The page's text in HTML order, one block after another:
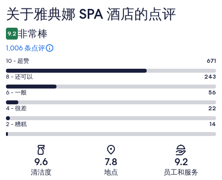
点
评
关于雅典娜 SPA 酒店的点评
9.2 非常棒
1,006 条点评
10
分
-
超
赞。
671
条
好
10 - 超赞 671
8
分
-
还
可
以。
8 - 还可以 243
6
分
-
一
般。
6 - 一般 56
4
分
-
4 - 很差 22
2
分
2 - 糟糕 14
9.6
清洁度
7.8
地点
9.2
员工和服务